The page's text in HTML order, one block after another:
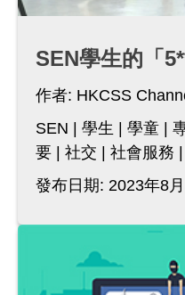
SEN學生的「
作者: HKCSS
SEN
學生 學童
要
社交 社會服務
發布日期: 2023年8